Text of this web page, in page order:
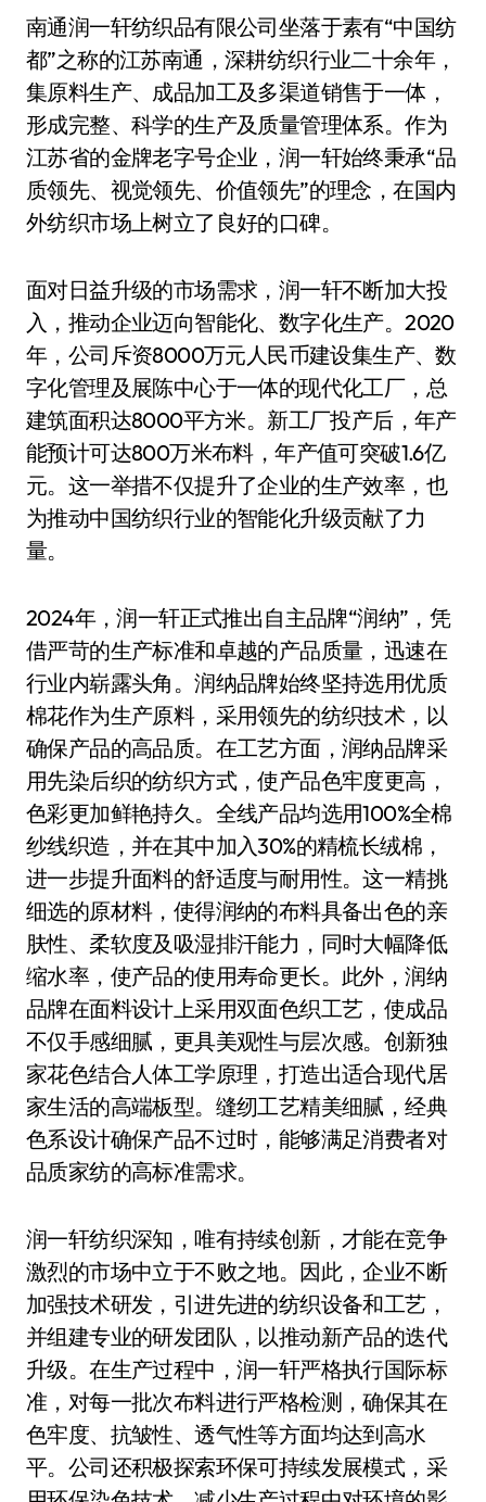
南通润一轩纺织品有限公司坐落于素有“中国纺
都”之称的江苏南通，深耕纺织行业二十余年，
集原料生产、成品加工及多渠道销售于一体，
形成完整、科学的生产及质量管理体系。作为
江苏省的金牌老字号企业，润一轩始终秉承“品
质领先、视觉领先、价值领先”的理念，在国内
外纺织市场上树立了良好的口碑。
面对日益升级的市场需求，润一轩不断加大投
入，推动企业迈向智能化、数字化生产。2020
年，公司斥资8000万元人民币建设集生产、数
字化管理及展陈中心于一体的现代化工厂，总
建筑面积达8000平方米。新工厂投产后，年产
能预计可达800万米布料，年产值可突破1.6亿
元。这一举措不仅提升了企业的生产效率，也
为推动中国纺织行业的智能化升级贡献了力
量。
2024年，润一轩正式推出自主品牌“润纳”，凭
借严苛的生产标准和卓越的产品质量，迅速在
行业内崭露头角。润纳品牌始终坚持选用优质
棉花作为生产原料，采用领先的纺织技术，以
确保产品的高品质。在工艺方面，润纳品牌采
用先染后织的纺织方式，使产品色牢度更高，
色彩更加鲜艳持久。全线产品均选用100%全棉
纱线织造，并在其中加入30%的精梳长绒棉，
进一步提升面料的舒适度与耐用性。这一精挑
细选的原材料，使得润纳的布料具备出色的亲
肤性、柔软度及吸湿排汗能力，同时大幅降低
缩水率，使产品的使用寿命更长。此外，润纳
品牌在面料设计上采用双面色织工艺，使成品
不仅手感细腻，更具美观性与层次感。创新独
家花色结合人体工学原理，打造出适合现代居
家生活的高端板型。缝纫工艺精美细腻，经典
色系设计确保产品不过时，能够满足消费者对
品质家纺的高标准需求。
润一轩纺织深知，唯有持续创新，才能在竞争
激烈的市场中立于不败之地。因此，企业不断
加强技术研发，引进先进的纺织设备和工艺，
并组建专业的研发团队，以推动新产品的迭代
升级。在生产过程中，润一轩严格执行国际标
准，对每一批次布料进行严格检测，确保其在
色牢度、抗皱性、透气性等方面均达到高水
平。公司还积极探索环保可持续发展模式，采